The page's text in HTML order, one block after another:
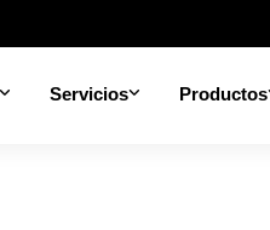
Servicios Productos